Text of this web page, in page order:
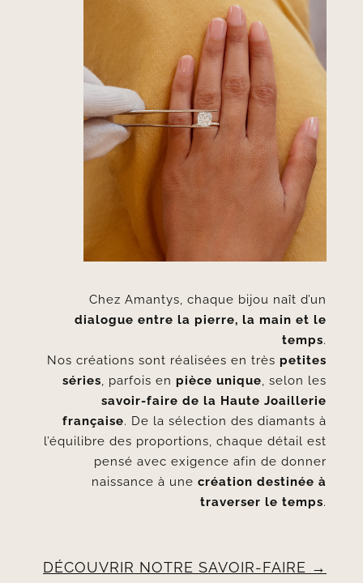
Chez Amantys, chaque bijou naît d’un
dialogue entre la pierre, la main et le
temps.
Nos créations sont réalisées en très petites
séries, parfois en pièce unique, selon les
savoir-faire de la Haute Joaillerie
française. De la sélection des diamants à
l’équilibre des proportions, chaque détail est
pensé avec exigence afin de donner
naissance à unecréation destinée à
traverser le temps.
DÉCOUVRIR NOTRE SAVOIR-FAIRE